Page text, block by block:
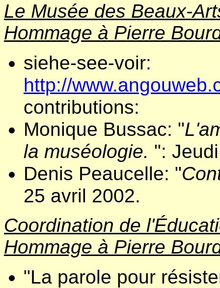
Le Musée des Beaux-
Hommage à Pierre
siehe-see-voir:
http://
contributions:
Monique Bussac: "
la muséologie. ":
Denis Peaucelle: "
25 avril 2002.
Coordination de
Hommage à Pierre
"La parole pour